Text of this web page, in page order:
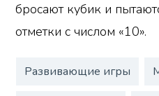
бросают кубик и
отметки с числом «10».
Развивающие игры